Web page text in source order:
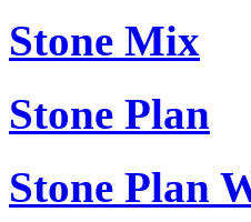
Stone Mix
Stone Plan
Stone Plan